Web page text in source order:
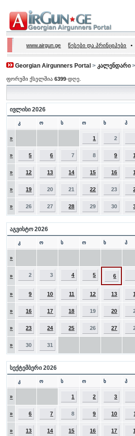
www.airgun.ge წესები და პრინციპები •
Georgian Airgunners Portal >კალენდარი
ფორუმი ქსელშია6399-დღე.
ივლისი 2026
კ ო ს ო ხ პ
» 1 2
» 5 6 7 8 9
» 12 13 14 15 16
» 19 20 21 22 23
» 26 27 28 29 30
აგვისტო 2026
კ ო ს ო ხ პ
»
» 2 3 4 5 6
» 9 10 11 12 13
» 16 17 18 19 20
» 23 24 25 26 27
» 30 31
სექტემბერი 2026
კ ო ს ო ხ პ
» 1 2 3
» 6 7 8 9 10
» 13 14 15 16 17